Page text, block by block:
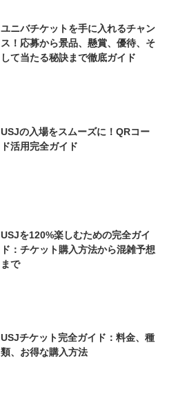
ユニバチケットを手に入れるチャン
ス！応募から景品、懸賞、優待、そ
して当たる秘訣まで徹底ガイド
USJの入場をスムーズに！QRコー
ド活用完全ガイド
USJを120%楽しむための完全ガイ
ド：チケット購入方法から混雑予想
まで
USJチケット完全ガイド：料金、種
類、お得な購入方法